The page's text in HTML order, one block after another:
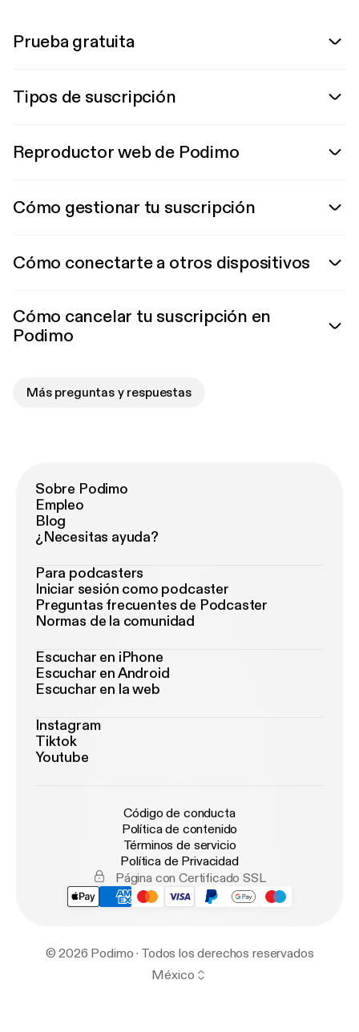
Prueba gratuita
Tipos de suscripción
Reproductor web de Podimo
Cómo gestionar tu suscripción
Cómo conectarte a otros dispositivos
Cómo cancelar tu suscripción en
Podimo
Más preguntas y respuestas
Sobre Podimo
Empleo
Blog
¿Necesitas ayuda?
Para podcasters
Iniciar sesión como podcaster
Preguntas frecuentes de Podcaster
Normas de la comunidad
Escuchar en iPhone
Escuchar en Android
Escuchar en la web
Instagram
Tiktok
Youtube
Código de conducta
Política de contenido
Términos de servicio
Política de Privacidad
Página con Certificado SSL
© 2026 Podimo · Todos los derechos reservados
México